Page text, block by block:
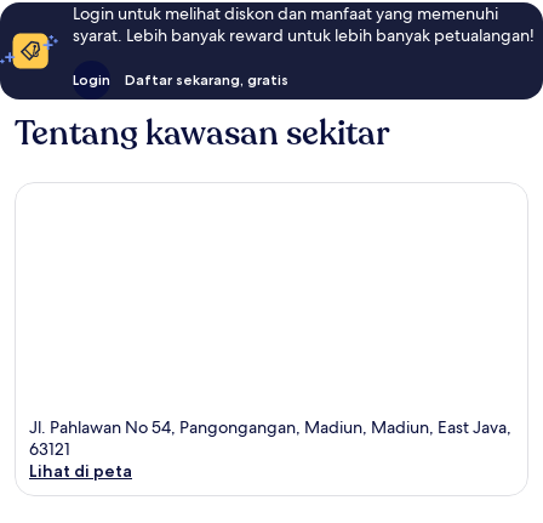
Login untuk melihat diskon dan manfaat yang memenuhi
syarat. Lebih banyak reward untuk lebih banyak petualangan!
Login Daftar sekarang, gratis
Tentang kawasan sekitar
Jl. Pahlawan No 54, Pangongangan, Madiun, Madiun, East Java,
63121
Lihat di peta